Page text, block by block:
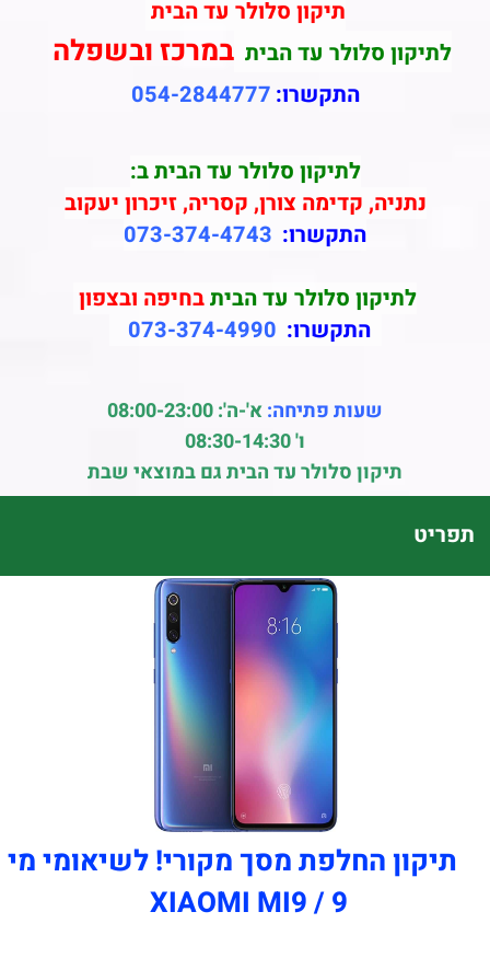
תיקון סלולר עד הבית
לתיקון סלולר עד הביתבמרכז ובשפלה
התקשרו: 054-2844777
לתיקון סלולר עד הבית ב:
נתניה, קדימה צורן, קסריה, זיכרון יעקוב
התקשרו: 073-374-4743
לתיקון סלולר עד הביתבחיפה ובצפון
התקשרו: 073-374-4990
שעות פתיחה:א'-ה': 08:00-23:00
ו' 08:30-14:30
תיקון סלולר עד הבית גם במוצאי שבת
תפריט
תיקון החלפת מסך מקורי! לשיאומי מי
9 / XIAOMI MI9